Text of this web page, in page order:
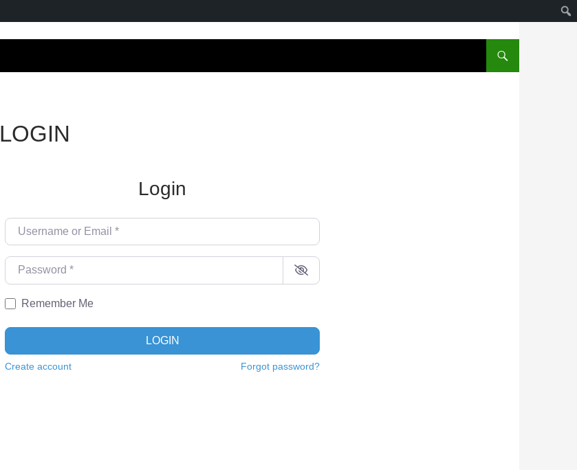
LOGIN
Login
Username or Email
Password
Remember Me
LOGIN
Create account Forgot password?